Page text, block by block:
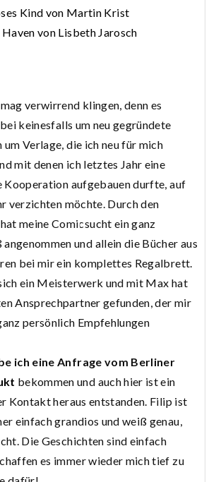
Kind von Martin Krist
Haven von Lisbeth Jarosch
verwirrend klingen, denn es
keinesfalls um neu gegründete
um Verlage, die ich neu für mich
mit denen ich letztes Jahr eine
aufgebauen durfte, auf
verzichten möchte. Durch den
hat meine Comicsucht ein ganz
und allein die Bücher aus
bei mir ein komplettes Regalbrett.
ein Meisterwerk und mit Max hat
Ansprechpartner gefunden, der mir
persönlich Empfehlungen
ich eine Anfrage vom Berliner
bekommen und auch hier ist ein
Kontakt heraus entstanden. Filip ist
einfach grandios und weiß genau,
Die Geschichten sind einfach
es immer wieder mich tief zu